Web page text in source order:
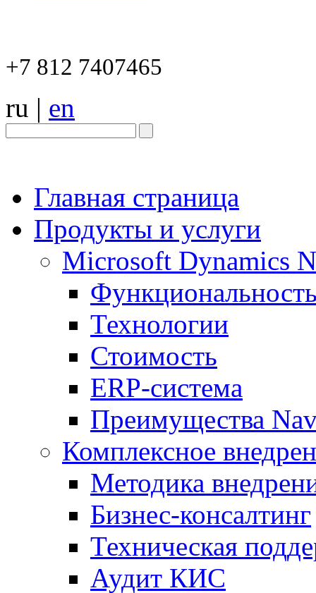
+7 812 7407465
ru | en
Главная страница
Продукты и услуги
Microsoft Dynamics
Технологии
Стоимость
ERP-система
Преимущества
Комплексное
Методика
Бизнес-консалтинг
Техническая
Аудит КИС